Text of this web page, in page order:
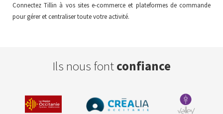
Connectez Tillin à vos sites e-commerce et plateformes de commande
pour gérer et centraliser toute votre activité.
Ils nous fontconfiance